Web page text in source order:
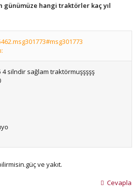
günümüze hangi traktörler kaç yıl
4 silndir sağlam traktörmuşşşşş
)))
ve yakıt.
Cevapla